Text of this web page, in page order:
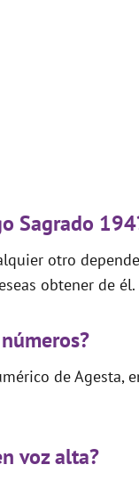
Sagrado
otro
obtener de él.
de Agesta,
voz alta?